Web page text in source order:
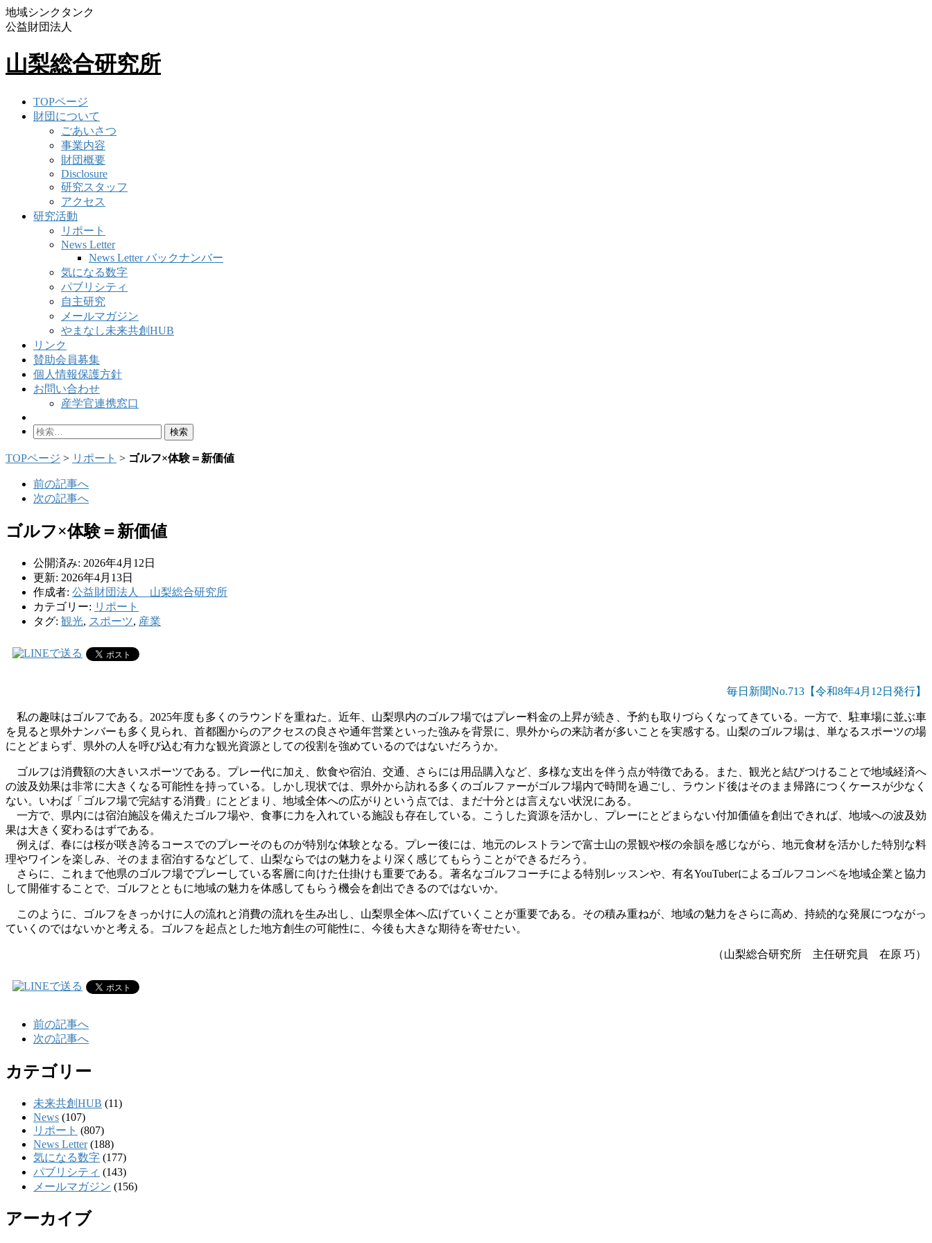
地域シンクタンク
公益財団法人
山梨総合研究所
TOPページ
財団について
ごあいさつ
事業内容
財団概要
Disclosure
研究スタッフ
アクセス
研究活動
リポート
News Letter
News Letter バックナンバー
気になる数字
パブリシティ
自主研究
メールマガジン
やまなし未来共創HUB
リンク
賛助会員募集
個人情報保護方針
お問い合わせ
産学官連携窓口
検
TOPページ > リポート > ゴルフ×体験＝新価値
前の記事へ
次の記事へ
ゴルフ×体験＝新価値
公開済み: 2026年4月12日
更新: 2026年4月13日
作成者: 公益財団法人 山梨総合研究所
カテゴリー: リポート
タグ: 観光, スポーツ, 産業
毎日新聞No.713【令和8年4月12 日発行】
私の趣味はゴルフである。 2025年度も多くのラウンドを重ねた。近年、山梨県内のゴルフ場ではプレー料金の上昇が続き、予約も取りづらくなってきている。一方で、駐車場に並ぶ車
を見ると県外ナンバーも多く見られ、首都圏からのアクセスの良さや通年営業といった強みを背景に、県外からの来訪者が多いことを実感する。山梨のゴルフ場は、単なるスポーツの場
にとどまらず、県外の人を呼び込む有力な観光資源としての役割を強めているのではないだろうか。
ゴルフは消費額の大きいスポーツである。プレー代に加え、飲食や宿泊、交通、さらには用品購入など、多様な支出を伴う点が特徴である。また、観光と結びつけることで地域経済へ
の波及効果は非常に大きくなる可能性を持っている。しかし現状では、県外から訪れる多くのゴルファーがゴルフ場内で時間を過ごし、ラウンド後はそのまま帰路につくケースが少なく
ない。いわば「ゴルフ場で完結する消費」にとどまり、地域全体への広がりという点では、まだ十分とは言えない状況にある。
一方で、県内には宿泊施設を備えたゴルフ場や、食事に力を入れている施設も存在している。こうした資源を活かし、プレーにとどまらない付加価値を創出できれば、地域への波及効
果は大きく変わるはずである。
例えば、春には桜が咲き誇るコースでのプレーそのものが特別な体験となる。プレー後には、地元のレストランで富士山の景観や桜の余韻を感じながら、地元食材を活かした特別な料
理やワインを楽しみ、そのまま宿泊するなどして、山梨ならではの魅力をより深く感じてもらうことができるだろう。
さらに、これまで他県のゴルフ場でプレーしている客層に向けた仕掛けも重要である。著名なゴルフコーチによる特別レッスンや、有名YouTuberによるゴルフコンペを地域企業と協力
して開催することで、ゴルフとともに地域の魅力を体感してもらう機会を創出できるのではないか。
このように、ゴルフをきっかけに人の流れと消費の流れを生み出し、山梨県全体へ広げていくことが重要である。その積み重ねが、地域の魅力をさらに高め、持続的な発展につながっ
ていくのではないかと考える。ゴルフを起点とした地方創生の可能性に、今後も大きな期待を寄せたい。
（山梨総合研究所 主任研究員 在原 巧）
前の記事へ
次の記事へ
カテゴリー
未来共創HUB (11)
News (107)
リポート (807)
News Letter(188)
気になる数字 (177)
パブリシティ (143)
メールマガジン (156)
アーカイブ